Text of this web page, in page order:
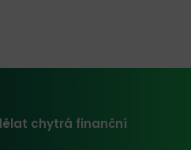
chytrá finanční